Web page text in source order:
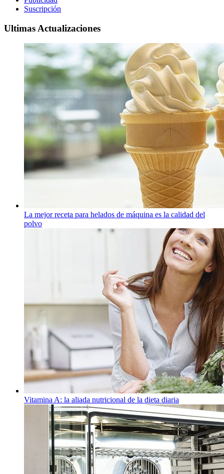
Suscripción
Ultimas Actualizaciones
La mejor receta para helados de máquina es la calidad del
polvo
Vitamina A: la aliada nutricional de la dieta diaria